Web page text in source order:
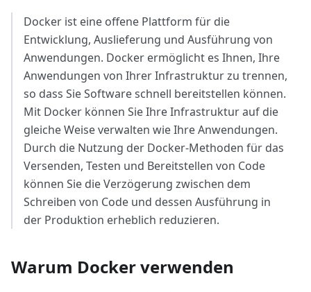
Docker ist eine offene Plattform für die
Entwicklung, Auslieferung und Ausführung von
Anwendungen. Docker ermöglicht es Ihnen, Ihre
Anwendungen von Ihrer Infrastruktur zu trennen,
so dass Sie Software schnell bereitstellen können.
Mit Docker können Sie Ihre Infrastruktur auf die
gleiche Weise verwalten wie Ihre Anwendungen.
Durch die Nutzung der Docker-Methoden für das
Versenden, Testen und Bereitstellen von Code
können Sie die Verzögerung zwischen dem
Schreiben von Code und dessen Ausführung in
der Produktion erheblich reduzieren.
Warum Docker verwenden